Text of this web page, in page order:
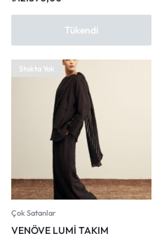
Tükendi
Stokta Yok
Çok Satanlar
VENÖVE LUMİ TAKIM